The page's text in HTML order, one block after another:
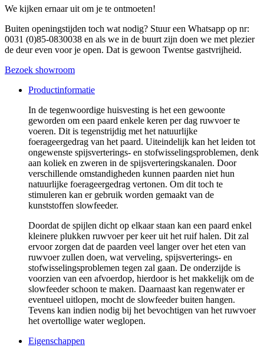
We kijken ernaar uit om je te ontmoeten!
Buiten openingstijden toch wat nodig? Stuur een Whatsapp op nr:
0031 (0)85-0830038 en als we in de buurt zijn doen we met plezier
de deur even voor je open. Dat is gewoon Twentse gastvrijheid.
Bezoek showroom
Productinformatie
In de tegenwoordige huisvesting is het een gewoonte
geworden om een paard enkele keren per dag ruwvoer te
voeren. Dit is tegenstrijdig met het natuurlijke
foerageergedrag van het paard. Uiteindelijk kan het leiden tot
ongewenste spijsverterings- en stofwisselingsproblemen, denk
aan koliek en zweren in de spijsverteringskanalen. Door
verschillende omstandigheden kunnen paarden niet hun
natuurlijke foerageergedrag vertonen. Om dit toch te
stimuleren kan er gebruik worden gemaakt van de
kunststoffen slowfeeder.
Doordat de spijlen dicht op elkaar staan kan een paard enkel
kleinere plukken ruwvoer per keer uit het ruif halen. Dit zal
ervoor zorgen dat de paarden veel langer over het eten van
ruwvoer zullen doen, wat verveling, spijsverterings- en
stofwisselingsproblemen tegen zal gaan. De onderzijde is
voorzien van een afvoerdop, hierdoor is het makkelijk om de
slowfeeder schoon te maken. Daarnaast kan regenwater er
eventueel uitlopen, mocht de slowfeeder buiten hangen.
Tevens kan indien nodig bij het bevochtigen van het ruwvoer
het overtollige water weglopen.
Eigenschappen